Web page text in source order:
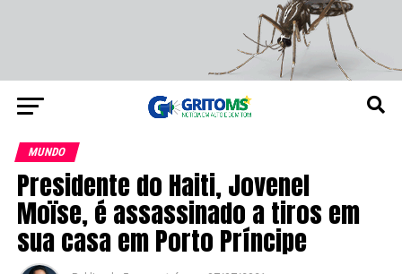
MUNDO
Presidente do Haiti, Jovenel
Moïse, é assassinado a tiros em
sua casa em Porto Príncipe